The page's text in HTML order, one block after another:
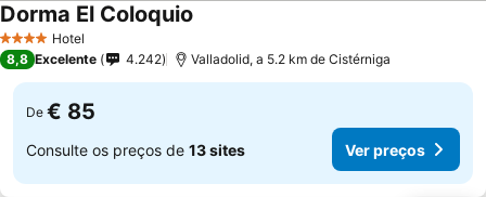
4 EstrelasHotel
Dorma El Coloquio
8,8 Excelente 4.242 Valladolid, a 5.2 km de Cistérniga
De € 85
Consulte os preços de 13 sites Ver preços